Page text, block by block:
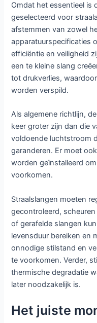
Omdat het essentieel is
geselecteerd voor
afstemmen van zowel
apparatuurspecificaties
efficiëntie en veiligheid
een te kleine slang
tot drukverlies,
worden verspild.
Als algemene richtlijn,
keer groter zijn dan die
voldoende luchtstroom
garanderen. Er moet
worden geïnstalleerd
voorkomen.
Straalslangen moeten
gecontroleerd,
of gerafelde slangen
levensduur bereiken en
onnodige stilstand en
te voorkomen. Verder,
thermische degradatie
later noodzakelijk is.
Het juiste